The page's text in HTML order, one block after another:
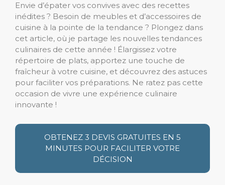
Envie d’épater vos convives avec des recettes
inédites ? Besoin de meubles et d’accessoires de
cuisine à la pointe de la tendance ? Plongez dans
cet article, où je partage les nouvelles tendances
culinaires de cette année ! Élargissez votre
répertoire de plats, apportez une touche de
fraîcheur à votre cuisine, et découvrez des astuces
pour faciliter vos préparations. Ne ratez pas cette
occasion de vivre une expérience culinaire
innovante !
OBTENEZ 3 DEVIS GRATUITES EN 5
MINUTES POUR FACILITER VOTRE
DÉCISION